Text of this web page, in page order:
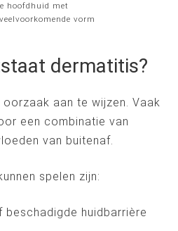
hoofdhuid met
vorm
dermatitis?
aan te wijzen. Vaak
een combinatie van
van buitenaf.
spelen zijn:
beschadigde huidbarrière